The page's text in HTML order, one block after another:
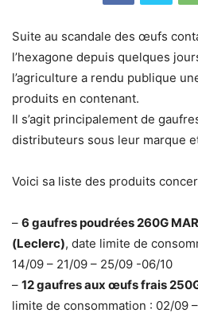
Suite au scandale des œufs
l’hexagone depuis quelques
l’agriculture a rendu publique
produits en contenant.
Il s’agit principalement de
distributeurs sous leur marque
Voici sa liste des produits
– 6 gaufres poudrées 260G
(Leclerc), date limite de
14/09 – 21/09 – 25/09 -06/10
– 12 gaufres aux œufs frais
limite de consommation : 02/09